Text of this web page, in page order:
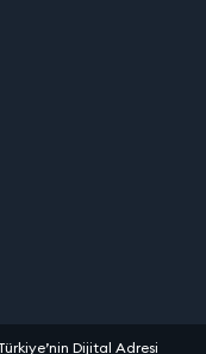
Dijital Adresi